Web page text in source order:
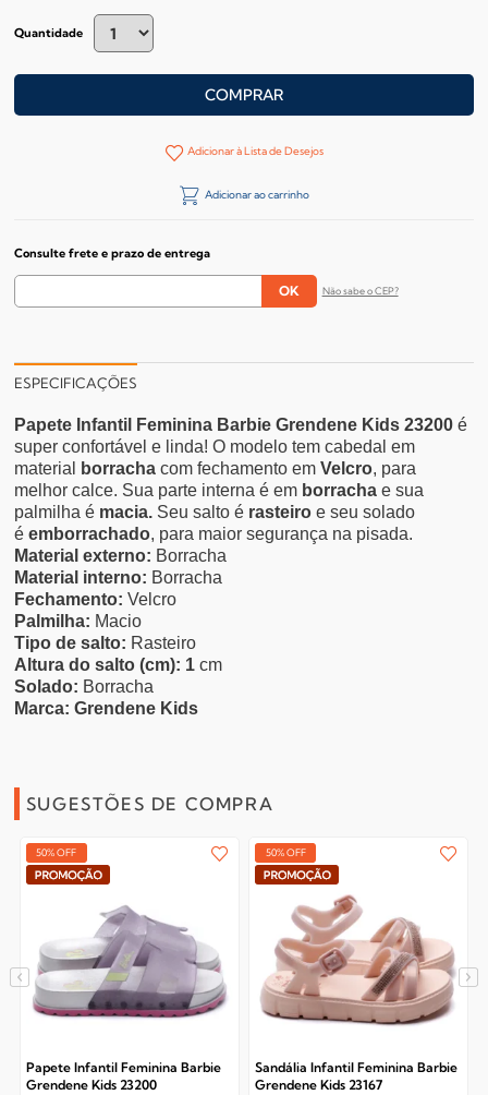
Quantidade
COMPRAR
Adicionar à Lista de Desejos
Adicionar ao carrinho
Consulte frete e prazo de entrega
Não sabe o CEP?
ESPECIFICAÇÕES
Papete Infantil Feminina Barbie Grendene Kids 23200 é
super confortável e linda! O modelo tem cabedal em
material
borracha com fechamento emVelcro, para
melhor calce. Sua parte interna é em borracha e sua
palmilha é macia. Seu salto é rasteiro e seu solado
éemborrachado, para maior segurança na pisada.
Material externo: Borracha
Material interno: Borracha
Fechamento: Velcro
Palmilha: Macio
Tipo de salto: Rasteiro
Altura do salto (cm): 1 cm
Solado: Borracha
Marca: Grendene Kids
SUGESTÕES DE COMPRA
50% OFF
Papete Infantil Feminina Barbie
Grendene Kids 23200
50% OFF
Sandália Infantil Feminina Barbie
Grendene Kids 23167